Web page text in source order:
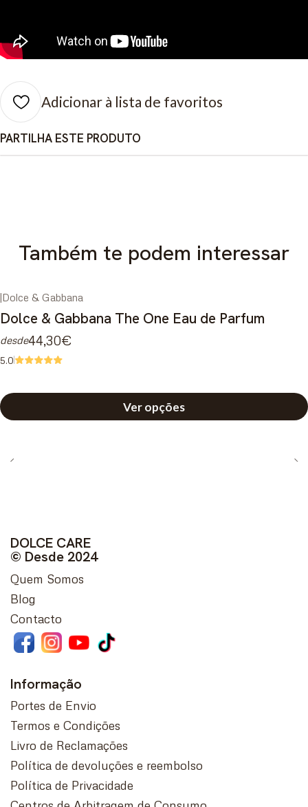
Adicionar à lista de favoritos
PARTILHA ESTE PRODUTO
Também te podem interessar
|Dolce & Gabbana
Dolce & Gabbana The One Eau de Parfum
desde44,30€
5.0
Ver opções
DOLCE CARE
© Desde 2024
Quem Somos
Blog
Contacto
Informação
Portes de Envio
Termos e Condições
Livro de Reclamações
Política de devoluções e reembolso
Política de Privacidade